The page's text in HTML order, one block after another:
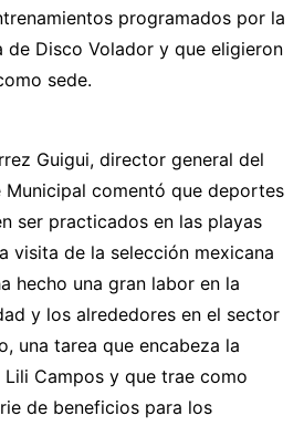
programados por la
de Disco Volador y que eligieron
sede.
Guigui, director general del
comentó que deportes
ser practicados en las playas
visita de la selección mexicana
hecho una gran labor en la
y los alrededores en el sector
una tarea que encabeza la
Campos y que trae como
de beneficios para los